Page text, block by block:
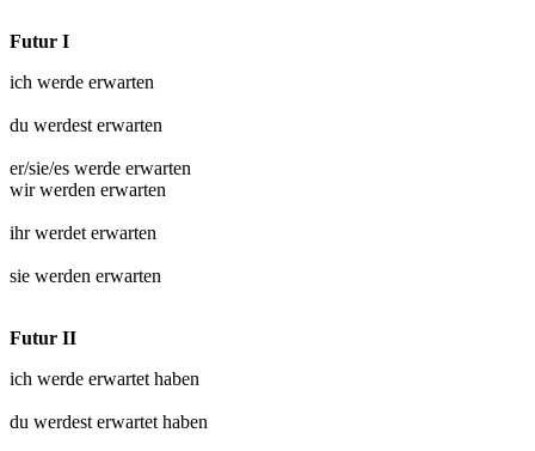
Futur I
ich werde erwarten
du werdest erwarten
er/sie/es werde erwarten
wir werden erwarten
ihr werdet erwarten
sie werden erwarten
Futur II
ich werde erwartet haben
du werdest erwartet haben